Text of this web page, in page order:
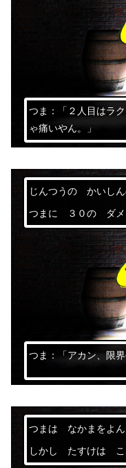
つま：「２人目はラ
ゃ痛いやん。」
じんつうの かいしん
つまに ３０の ダメ
つま：「アカン、限界
つまは なかまをよん
しかし たすけは こ